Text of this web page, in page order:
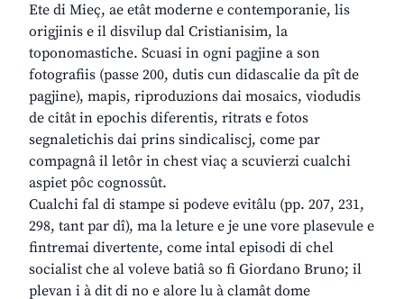
Ete di Mieç, ae etât moderne e contemporanie, lis
origjinis e il disvilup dal Cristianisim, la
toponomastiche. Scuasi in ogni pagjine a son
fotografiis (passe 200, dutis cun didascalie da pît de
pagjine), mapis, riproduzions dai mosaics, viodudis
de citât in epochis diferentis, ritrats e fotos
segnaletichis dai prins sindicaliscj, come par
compagnâ il letôr in chest viaç a scuvierzi cualchi
aspiet pôc cognossût.
Cualchi fal di stampe si podeve evitâlu (pp. 207, 231,
298, tant par dî), ma la leture e je une vore plasevule e
fintremai divertente, come intal episodi di chel
socialist che al voleve batiâ so fi Giordano Bruno; il
plevan i à dit di no e alore lu à clamât dome